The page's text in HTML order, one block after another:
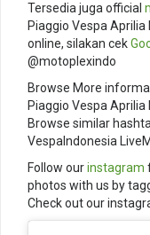
Tersedia juga official
Piaggio Vespa Aprilia
online, silakan cek
@motoplexindo
Browse More
Piaggio Vespa Aprilia
Browse similar
VespaIndonesia
Follow ourinstagram
photos with us by
Check out our